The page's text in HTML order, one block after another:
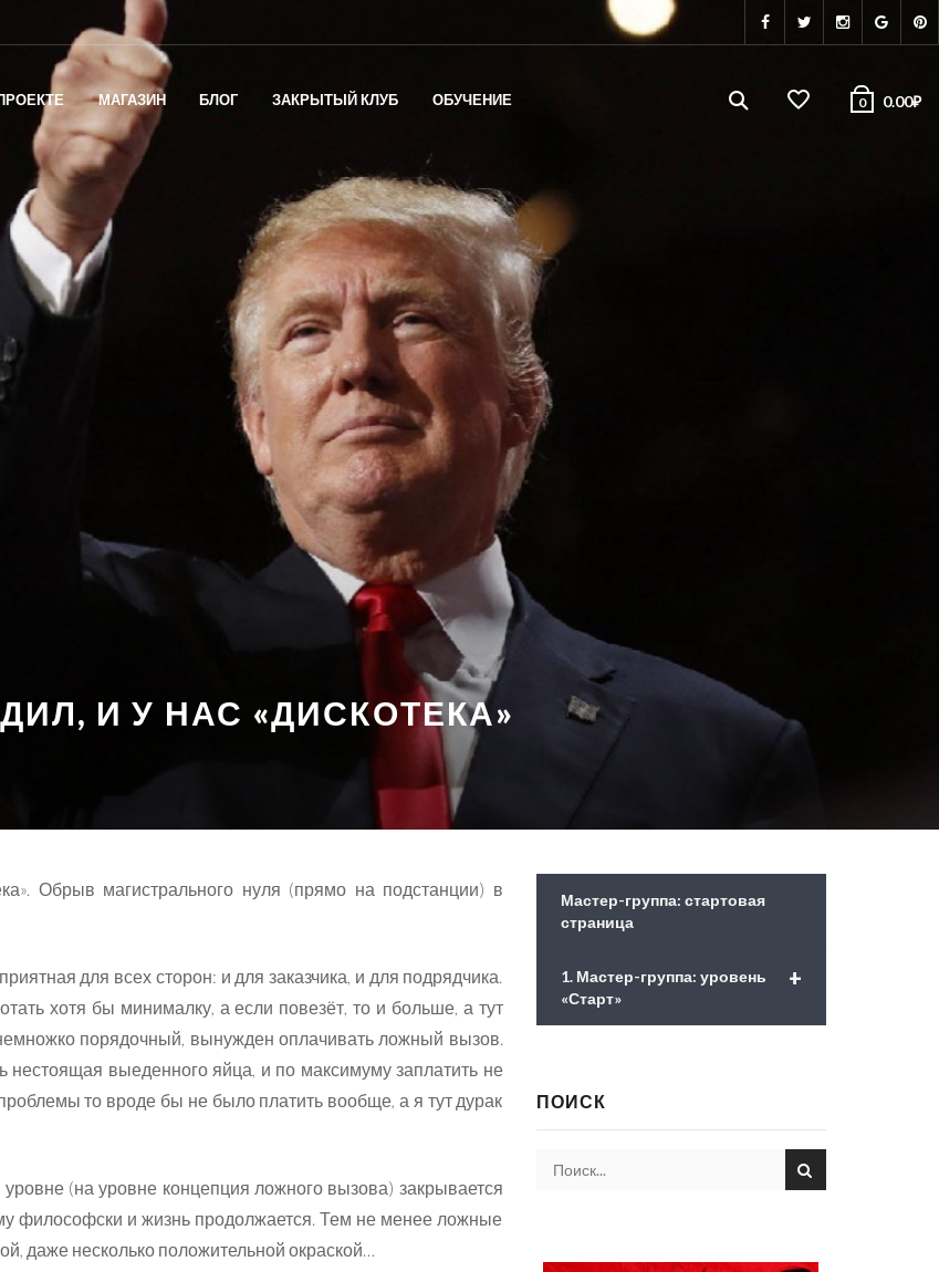
МАГАЗИН БЛОГ ЗАКРЫТЫЙ КЛУБ ОБУЧЕНИЕ 0 0.00₽
И У НАС «ДИСКОТЕКА»
Обрыв магистрального нуля (прямо на подстанции) в
для всех сторон: и для заказчика, и для подрядчика.
хотя бы минималку, а если повезёт, то и больше, а тут
порядочный, вынужден оплачивать ложный вызов.
нестоящая выеденного яйца, и по максимуму заплатить не
то вроде бы не было платить вообще, а я тут дурак
(на уровне концепция ложного вызова) закрывается
философски и жизнь продолжается. Тем не менее ложные
даже несколько положительной окраской…
Мастер-группа: стартовая
страница
+
1. Мастер-группа: уровень
«Старт»
ПОИСК